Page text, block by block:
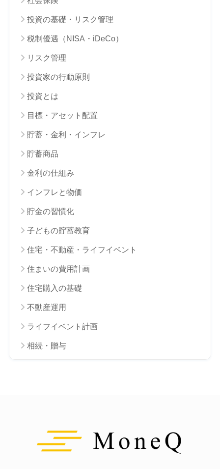
投資の基礎・リスク管理
税制優遇（NISA・iDeCo）
リスク管理
投資家の行動原則
投資とは
目標・アセット配置
貯蓄・金利・インフレ
貯蓄商品
金利の仕組み
インフレと物価
貯金の習慣化
子どもの貯蓄教育
住宅・不動産・ライフイベント
住まいの費用計画
住宅購入の基礎
不動産運用
ライフイベント計画
相続・贈与